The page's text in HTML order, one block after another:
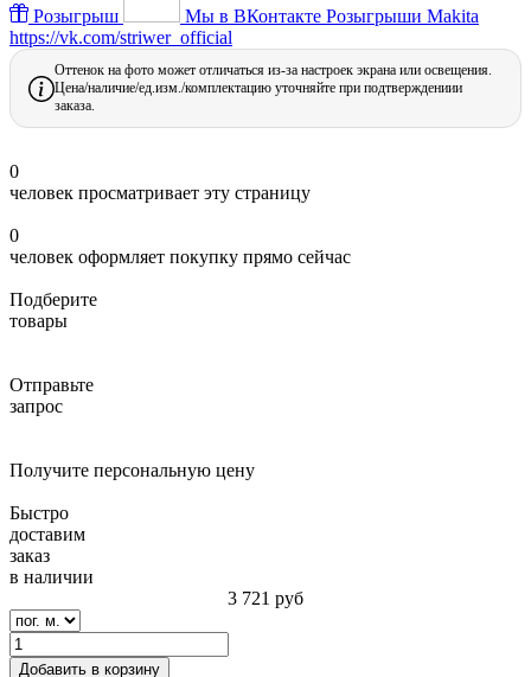
Розыгрыш Мы в ВКонтакте Розыгрыши Makita
https://vk.com/striwer_official
Оттенок на фото может отличаться из-за настроек экрана или освещения.
Цена/наличие/ед.изм./комплектацию уточняйте при подтверждениии
заказа.
0
человек просматривает эту страницу
0
человек оформляет покупку прямо сейчас
Подберите
товары
Отправьте
запрос
Получите персональную цену
Быстро
доставим
заказ
в наличии
3 721 руб
Добавить в корзину